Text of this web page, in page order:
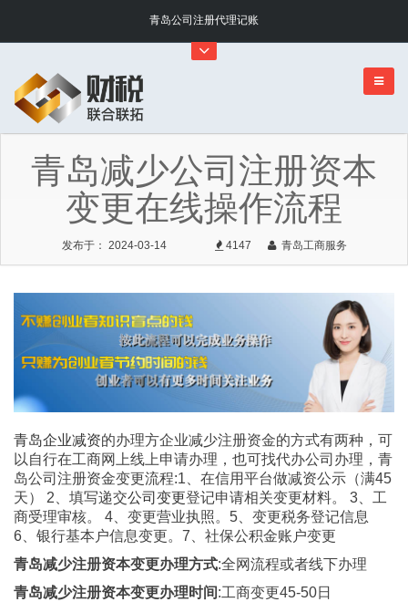
青岛公司注册代理记账
青岛减少公司注册资本
变更在线操作流程
发布于： 2024-03-14 4147 青岛工商服务
青岛企业减资的办理方企业减少注册资金的方式有两种，可
以自行在工商网上线上申请办理，也可找代办公司办理，青
岛公司注册资金变更流程:1、在信用平台做减资公示（满45
天） 2、填写递交公司变更登记申请相关变更材料。 3、工
商受理审核。 4、变更营业执照。5、变更税务登记信息
6、银行基本户信息变更。7、社保公积金账户变更
青岛减少注册资本变更办理方式:全网流程或者线下办理
青岛减少注册资本变更办理时间:工商变更45-50日